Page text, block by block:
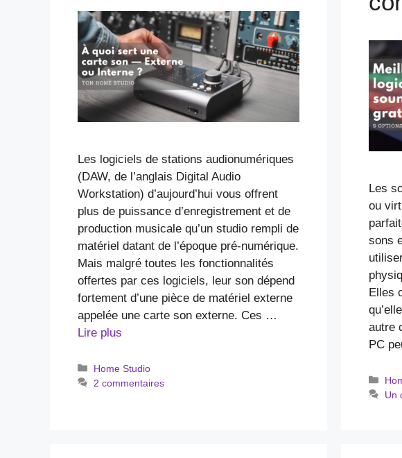
Les logiciels de stations audionumériques
(DAW, de l’anglais Digital Audio
Workstation) d’aujourd’hui vous offrent
plus de puissance d’enregistrement et de
production musicale qu’un studio rempli de
matériel datant de l’époque pré-numérique.
Mais malgré toutes les fonctionnalités
offertes par ces logiciels, leur son dépend
fortement d’une pièce de matériel externe
appelée une carte son externe. Ces …
Lire plus
Catégories
Home Studio
2 commentaires
Les
ou
sons
Elles
autre
PC
Un